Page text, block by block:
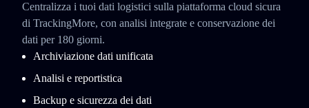
Centralizza i tuoi dati logistici sulla piattaforma cloud sicura
di TrackingMore, con analisi integrate e conservazione dei
dati per 180 giorni.
Archiviazione dati unificata
Analisi e reportistica
Backup e sicurezza dei dati